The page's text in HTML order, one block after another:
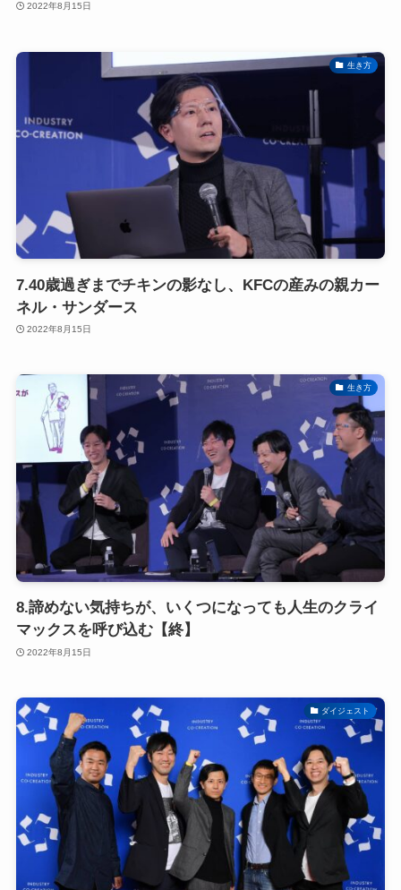
2022年8月15日
生き方
7.40歳過ぎまでチキンの影なし、KFCの産みの親カー
ネル・サンダース
2022年8月15日
生き方
8.諦めない気持ちが、いくつになっても人生のクライ
マックスを呼び込む【終】
2022年8月15日
ダイジェスト